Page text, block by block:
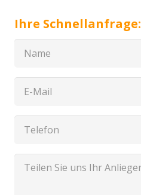
Ihre Schnellanfrage: